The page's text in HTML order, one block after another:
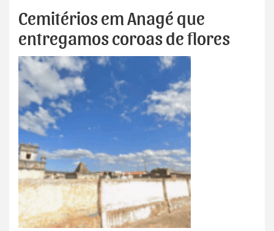
Cemitérios em Anagé que
entregamos coroas de flores